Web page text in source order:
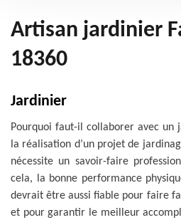
Artisan jardinier
18360
Jardinier
Pourquoi faut-il collaborer avec un
la réalisation d’un projet de
nécessite un savoir-faire
cela, la bonne performance
devrait être aussi fiable pour faire
et pour garantir le meilleur